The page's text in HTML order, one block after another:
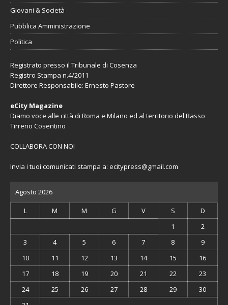
Giovani & Società
Pubblica Amministrazione
Politica
Registrato presso il Tribunale di Cosenza
Registro Stampa n.4/2011
Direttore Responsabile: Ernesto Pastore
eCity Magazine
Diamo voce alle città di Roma e Milano ed al territorio del Basso
Tirreno Cosentino
COLLABORA CON NOI
Invia i tuoi comunicati stampa a: ecitypress@gmail.com
Agosto 2026
L M M G V S
D
1
2
3
4 5 6 7 8
9
10
11 12 13 14 15
16
17
18 19 20 21 22
23
24
25 26 27 28 29
30